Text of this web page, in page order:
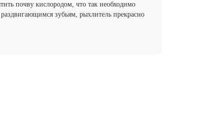
почву кислородом, что так необходимо
зубьям, рыхлитель прекрасно